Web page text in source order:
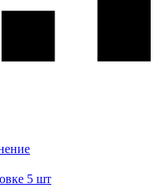
5 шт